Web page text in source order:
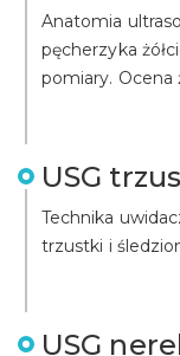
Anatomia
pęcherzyka
pomiary. Ocena
USG
Technika
trzustki i
USG